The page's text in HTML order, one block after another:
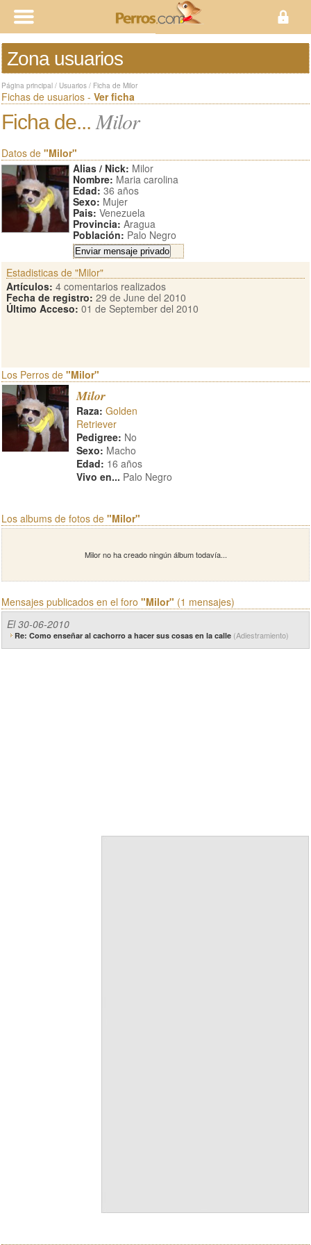
Zona usuarios
Página principal / Usuarios / Ficha de Milor
Fichas de usuarios - Ver ficha
Ficha de... Milor
Datos de "Milor"
Alias / Nick: Milor
Nombre: Maria carolina
Edad: 36 años
Sexo: Mujer
Pais: Venezuela
Provincia: Aragua
Población: Palo Negro
Estadisticas de "Milor"
Artículos: 4 comentarios realizados
Fecha de registro: 29 de June del 2010
Último Acceso: 01 de September del 2010
Los Perros de "Milor"
Milor
Raza: Golden
Retriever
Pedigree: No
Sexo: Macho
Edad: 16 años
Vivo en... Palo Negro
Los albums de fotos de "Milor"
Milor no ha creado ningún álbum todavía...
Mensajes publicados en el foro "Milor" (1 mensajes)
El 30-06-2010
Re: Como enseñar al cachorro a hacer sus cosas en la calle (Adiestramiento)